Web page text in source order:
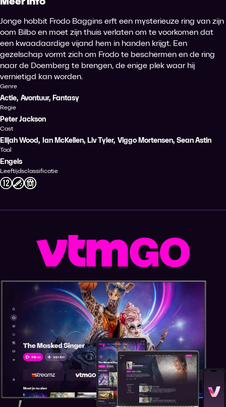
Jonge hobbit Frodo Baggins erft een mysterieuze ring van zijn
oom Bilbo en moet zijn thuis verlaten om te voorkomen dat
een kwaadaardige vijand hem in handen krijgt. Een
gezelschap vormt zich om Frodo te beschermen en de ring
naar de Doemberg te brengen, de enige plek waar hij
vernietigd kan worden.
Genre
Actie, Avontuur, Fantasy
Regie
Peter Jackson
Cast
Elijah Wood, Ian McKellen, Liv Tyler, Viggo Mortensen, Sean Astin
Taal
Engels
Leeftijdsclassificatie